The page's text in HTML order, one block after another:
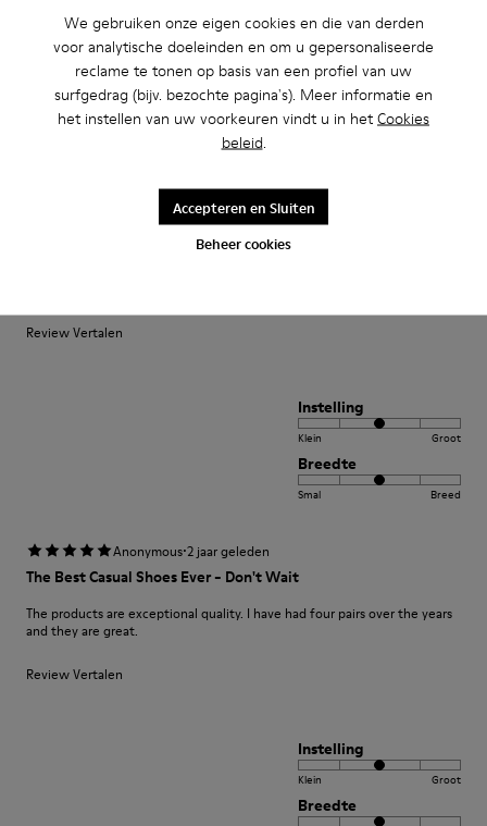
We gebruiken onze eigen cookies en die van derden
voor analytische doeleinden en om u gepersonaliseerde
reclame te tonen op basis van een profiel van uw
surfgedrag (bijv. bezochte pagina's). Meer informatie en
het instellen van uw voorkeuren vindt u in het Cookies
beleid.
Beheer cookies
Accepteren en Sluiten
Instelling
Klein
Anonymous·2 jaar geleden
Review Vertalen
Instelling
Klein Groot
Breedte
Smal Breed
Anonymous·2 jaar geleden
The Best Casual Shoes Ever - Don't Wait
The products are exceptional quality. I have had four pairs over the years
and they are great.
Review Vertalen
Instelling
Klein Groot
Breedte